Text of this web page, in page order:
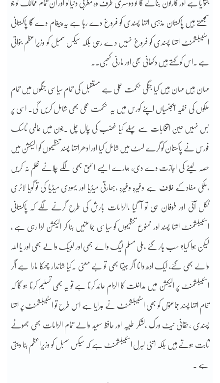
جتوایا ہے اور کارٹون بنائے گا تو دوسری طرف وہ مغربی دنیا کو اور ان تمام ممالک کو جو
سمجھتے ہیں پاکستان مذہبی انتہا پسندی کو فروغ دے رہا ہے یہ پیغام دے گا پاکستانی
اسٹیبلشمنٹ انتہا پسندی کو فروغ نہیں دے رہی بلکہ سیکس سمبل کو وزیراعظم بنواتی
ہے ۔اس کو کہتے ہیں دکھانی سجی اور مارنی کھبی۔۔
مہان ہیں مہان ہیں کیا جنگی حکمت عملی ہے مستقبل کی تمام سیاسی جنگوں میں تمام
ملکوں کی خفیہ ایجنسیاں اپنے کورس میں یہ حکمت عملی بھی شامل کریں گی۔ اسی پر
بس نہیں عین انتخابات سے پہلے کیا غضب کی چال چلی ۔جون میں عالمی ٹاسک
فورس نے پاکستان کو گرے لسٹ میں شامل کیا اور ادھر انتہا پسند تنظیموں کو الیکشن میں
حصہ لینے کی اجازت دے دی، ہمارے ایسے احمق بھی لگے چلانے ظلم نہ کریں
،ملکی مفادکے خلاف ہے وغیرہ وغیرہ ،بھارتی میڈیا اور یہودی میڈیا کی تو گویا لاٹری
نکل آئی اور طوفان ہی تو آ گیا ،الزامات بارش کی طرح گرنے لگے کہ پاکستانی
اسٹیبلشمنٹ انتہا پسند اور ممنوع تنظیموں کو سیاسی جماعتیں بنا کر الیکشن لڑا رہی ہے ،
لیکن ہوا کیا؟ سب ہار گئے ،ملی مسلم لیگ والے بھی اور لبیک والے بھی اور یا اللہ
والے بھی گئے، ایک ادھ دانا اگر جیتا بھی تو بے معنی ۔کیا شاندار چھکا مارا ہے اگر
اسٹیبلشمنٹ پر الیکشن میں مداخلت کا الزام عائد کرنا ہے تو یہ بھی تسلیم کرنا ہو گا کہ
تمام انتہا پسند جماعتوں کو بھی اسٹیبلشمنٹ نے ہرایا ہے اس طرح تو اسٹیبلشمنٹ پر انتہا
پسندی ،حقانی نیٹ ورک ،لشکر طیبہ اور حافظ سعید والے تمام الزامات بھی جھوٹے
ثابت ہوتے ہیں بلکہ اتنی لبرل اسٹیبلشمنٹ ہے کہ سیکس سمبل کو وزیراعظم بنا دیتی
ہے ۔